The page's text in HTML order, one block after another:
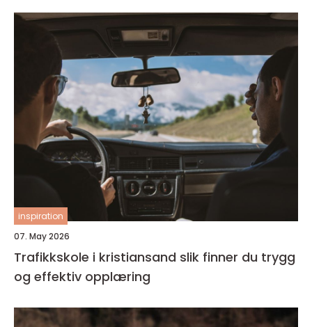
inspiration
07. May 2026
Trafikkskole i kristiansand slik finner du trygg
og effektiv opplæring